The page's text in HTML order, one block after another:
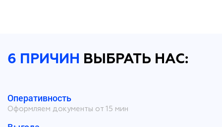
6 ПРИЧИН ВЫБРАТЬ НАС:
Оперативность
Оформляем документы от 15 мин